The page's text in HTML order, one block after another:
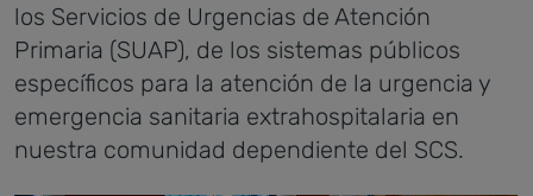
los Servicios de Urgencias de Atención
Primaria (SUAP), de los sistemas públicos
específicos para la atención de la urgencia y
emergencia sanitaria extrahospitalaria en
nuestra comunidad dependiente del SCS.